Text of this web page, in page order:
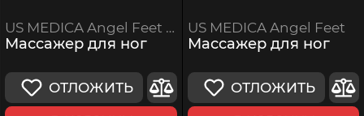
US MEDICA Angel Feet White
Массажер для ног
ОТЛОЖИТЬ
US MEDICA Angel Feet
Массажер для ног
ОТЛОЖИТЬ